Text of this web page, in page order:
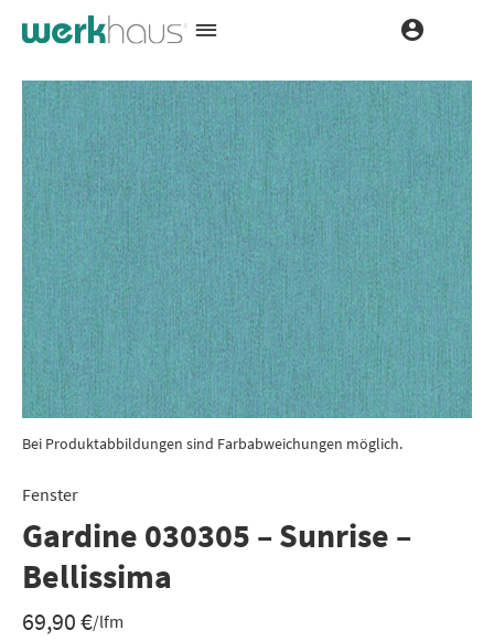
Bei Produktabbildungen sind Farbabweichungen möglich.
Fenster
Gardine 030305 – Sunrise –
Bellissima
69,90€/lfm